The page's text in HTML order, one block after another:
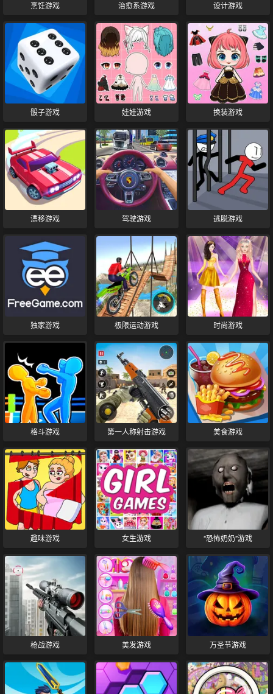
烹饪游戏 治愈系游戏 设计游戏
骰子游戏 娃娃游戏 换装游戏
漂移游戏 驾驶游戏 逃脱游戏
独家游戏 极限运动游戏 时尚游戏
格斗游戏 第一人称射击游戏 美食游戏
趣味游戏 女生游戏 “恐怖奶奶”游戏
枪战游戏 美发游戏 万圣节游戏